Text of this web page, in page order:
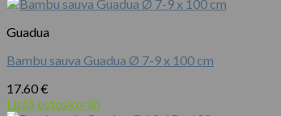
Guadua
Bambu sauva Guadua Ø 7-9 x 100 cm
17.60€
Lisää ostoskoriin